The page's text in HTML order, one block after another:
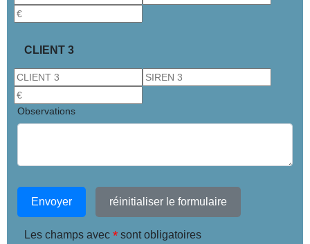
CLIENT 3
Observations
Envoyer réinitialiser le formulaire
Les champs avec * sont obligatoires